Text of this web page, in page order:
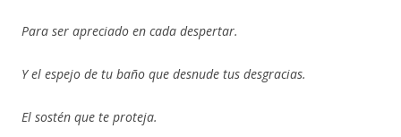
Para ser apreciado en cada despertar.
Y el espejo de tu baño que desnude tus desgracias.
El sostén que te proteja.